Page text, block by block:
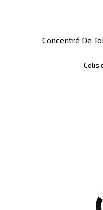
Concentré De
Colis